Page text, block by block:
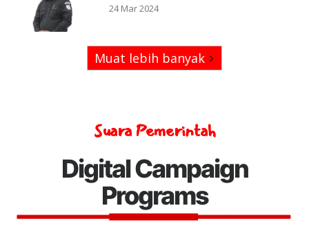
24 Mar 2024
Muat lebih banyak
Suara Pemerintah
Digital Campaign
Programs